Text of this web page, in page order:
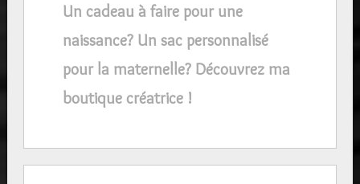
Un cadeau à faire pour une
naissance? Un sac personnalisé
pour la maternelle? Découvrez ma
boutique créatrice !